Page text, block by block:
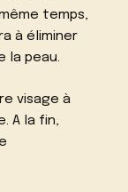
temps,
à éliminer
la peau.
visage à
A la fin,